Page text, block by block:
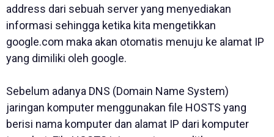
address dari sebuah server yang menyediakan
informasi sehingga ketika kita mengetikkan
google.com maka akan otomatis menuju ke alamat IP
yang dimiliki oleh google.
Sebelum adanya DNS (Domain Name System)
jaringan komputer menggunakan file HOSTS yang
berisi nama komputer dan alamat IP dari komputer